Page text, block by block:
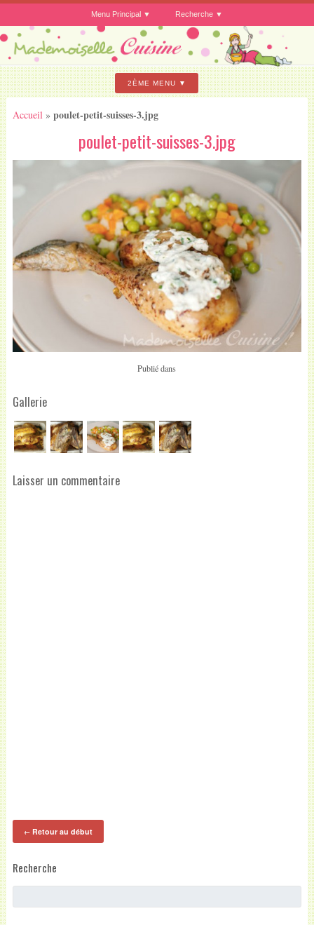
Menu Principal Recherche
2ÈME MENU
Accueil » poulet-petit-suisses-3.jpg
poulet-petit-suisses-3.jpg
Publié dans
Gallerie
Laisser un commentaire
←Retour au début
Recherche